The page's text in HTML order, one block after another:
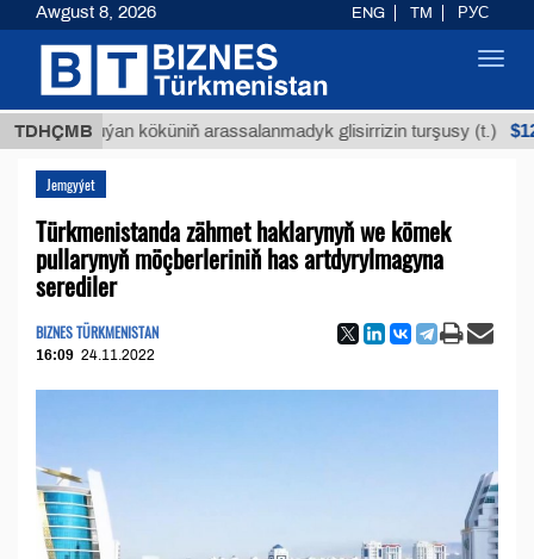
TDHÇMB
Buýan köküniň arassalanmadyk glisirrizin turşusy (t.) $12935,18
Jemgyýet
Türkmenistanda zähmet haklarynyň we kömek
pullarynyň möçberleriniň has artdyrylmagyna
serediler
BIZNES TÜRKMENISTAN
16:09 24.11.2022
Awgust 8, 2026 ENG TM РУС